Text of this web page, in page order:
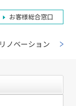
お客様総合窓口
リノベーション